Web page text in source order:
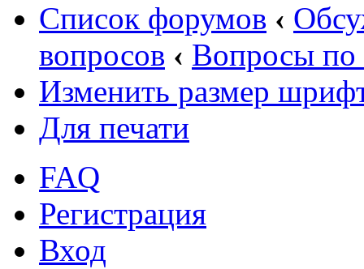
Список форумов ‹
вопросов ‹ Вопросы по
Изменить размер
Для печати
FAQ
Регистрация
Вход